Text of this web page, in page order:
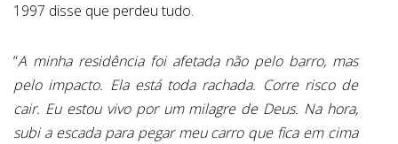
1997 disse que perdeu tudo.
“A minha residência foi afetada não pelo barro, mas
pelo impacto. Ela está toda rachada. Corre risco de
cair. Eu estou vivo por um milagre de Deus. Na hora,
subi a escada para pegar meu carro que fica em cima